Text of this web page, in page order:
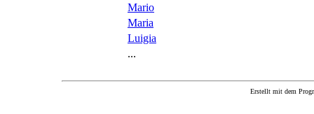
Mario
Maria
Luigia
...
Erstellt mit dem